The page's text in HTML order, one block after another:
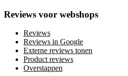
Reviews voor webshops
Reviews
Reviews in Google
Externe reviews tonen
Product reviews
Overstappen